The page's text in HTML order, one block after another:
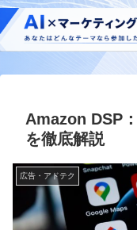
Amazon DSP
を徹底解説
広告・アドテク